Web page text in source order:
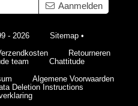
Aanmelden
- 2026 Sitemap •
Retourneren
team
Chattitude
Algemene Voorwaarden
Deletion Instructions